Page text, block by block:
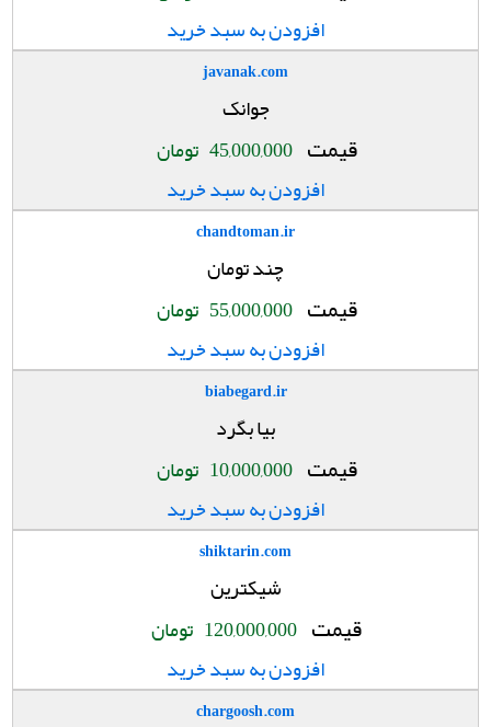
افزودن به سبد خرید
javanak.com
جوانک
قیمت 45,000,000 تومان
افزودن به سبد خرید
chandtoman.ir
چند تومان
قیمت 55,000,000 تومان
افزودن به سبد خرید
biabegard.ir
بیا بگرد
قیمت 10,000,000 تومان
افزودن به سبد خرید
shiktarin.com
شیکترین
قیمت 120,000,000 تومان
افزودن به سبد خرید
chargoosh.com